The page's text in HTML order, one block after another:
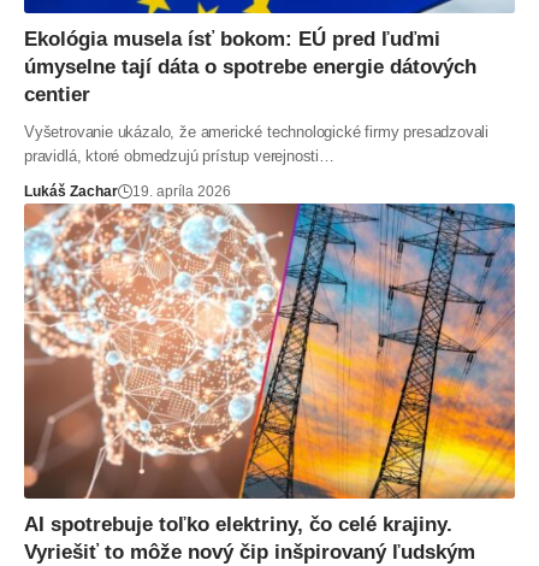
Ekológia musela ísť bokom: EÚ pred ľuďmi
úmyselne tají dáta o spotrebe energie dátových
centier
Vyšetrovanie ukázalo, že americké technologické firmy presadzovali
pravidlá, ktoré obmedzujú prístup verejnosti…
Lukáš Zachar 19. apríla 2026
AI spotrebuje toľko elektriny, čo celé krajiny.
Vyriešiť to môže nový čip inšpirovaný ľudským